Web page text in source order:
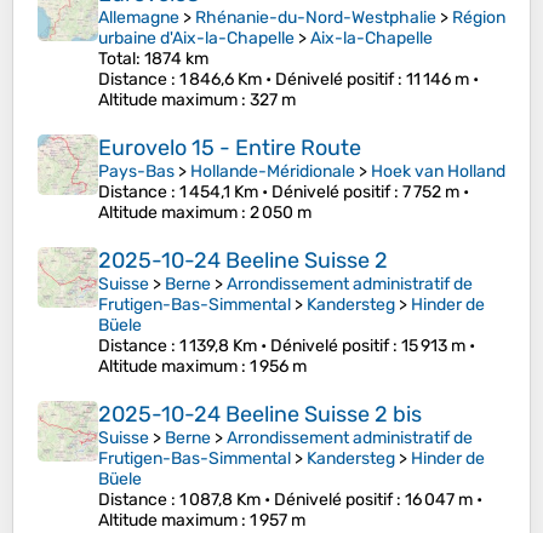
Allemagne > Rhénanie-du-Nord-Westphalie > Région
urbaine d'Aix-la-Chapelle >Aix-la-Chapelle
Total: 1874 km
Distance : 1 846,6 Km • Dénivelé positif: 11 146 m •
Altitude maximum : 327 m
Eurovelo 15 - Entire Route
Pays-Bas > Hollande-Méridionale > Hoek van Holland
Distance : 1 454,1 Km • Dénivelé positif: 7 752 m •
Altitude maximum : 2 050 m
2025-10-24 Beeline Suisse 2
Suisse > Berne >Arrondissement administratif de
Frutigen-Bas-Simmental > Kandersteg > Hinder de
Büele
Distance : 1 139,8 Km • Dénivelé positif: 15 913 m •
Altitude maximum : 1 956 m
2025-10-24 Beeline Suisse 2 bis
Suisse > Berne >Arrondissement administratif de
Frutigen-Bas-Simmental > Kandersteg > Hinder de
Büele
Distance : 1 087,8 Km • Dénivelé positif: 16 047 m •
Altitude maximum : 1 957 m